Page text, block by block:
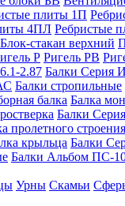
плиты 1П
4ПЛ Ребристые
Блок-стакан верхний
Р Ригель РВ
2.87 Балки Серия
Балки стропильные
балка Балка
Балки
пролетного строения
крыльца Балки
Балки Альбом ПС-
Урны Скамьи